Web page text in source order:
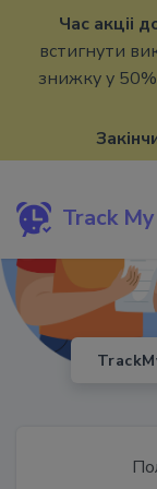
Час акціі
встигнути
знижку у
Track